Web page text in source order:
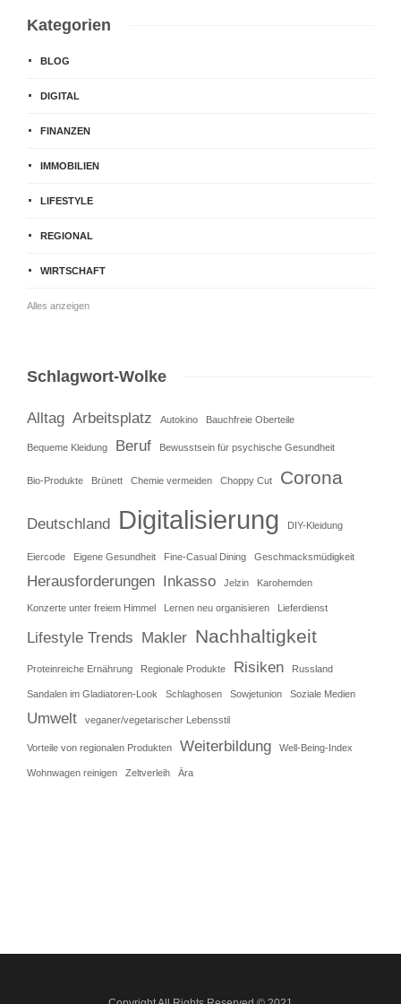
Kategorien
BLOG
DIGITAL
FINANZEN
IMMOBILIEN
LIFESTYLE
REGIONAL
WIRTSCHAFT
Alles anzeigen
Schlagwort-Wolke
Alltag Arbeitsplatz Autokino Bauchfreie Oberteile
Bequeme Kleidung Beruf Bewusstsein für psychische Gesundheit
Bio-Produkte Brünett Chemie vermeiden Choppy Cut Corona
Deutschland Digitalisierung DIY-Kleidung
Eiercode Eigene Gesundheit Fine-Casual Dining Geschmacksmüdigkeit
Herausforderungen Inkasso Jelzin Karohemden
Konzerte unter freiem Himmel Lernen neu organisieren Lieferdienst
Lifestyle Trends Makler Nachhaltigkeit
Proteinreiche Ernährung Regionale Produkte Risiken Russland
Sandalen im Gladiatoren-Look Schlaghosen Sowjetunion Soziale Medien
Umwelt veganer/vegetarischer Lebensstil
Vorteile von regionalen Produkten Weiterbildung Well-Being-Index
Wohnwagen reinigen Zeltverleih Ära